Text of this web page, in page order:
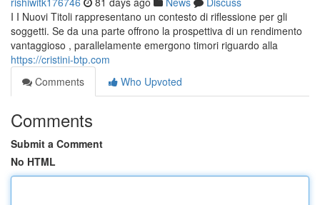
I I Nuovi Titoli rappresentano un contesto di riflessione per gli
soggetti. Se da una parte offrono la prospettiva di un rendimento
vantaggioso , parallelamente emergono timori riguardo alla
https://cristini-btp.com
Comments
Who Upvoted
Comments
Submit a Comment
No HTML